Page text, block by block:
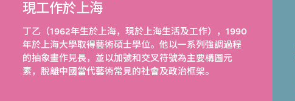
現工作於上海
丁乙（1962年生於上海，現於上海生活及工作），1990
年於上海大學取得藝術碩士學位。他以一系列強調過程
的抽象畫作見長，並以加號和交叉符號為主要構圖元
素，脫離中國當代藝術常見的社會及政治框架。